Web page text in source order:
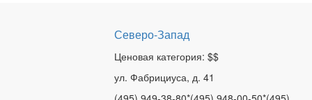
Северо-Запад
Ценовая категория: $$
ул. Фабрициуса, д. 41